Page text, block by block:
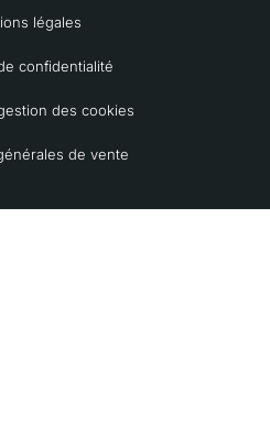
légales
confidentialité
des cookies
de vente